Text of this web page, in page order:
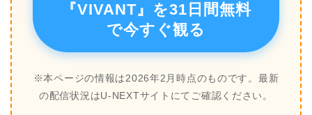
『VIVANT』を31日間無料
で今すぐ観る
※本ページの情報は2026年2月時点のものです。最新
の配信状況はU-NEXTサイトにてご確認ください。